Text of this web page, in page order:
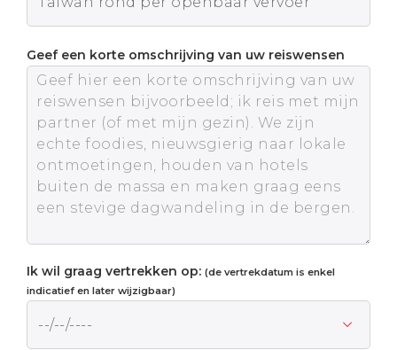
Geef een korte omschrijving van uw reiswensen
Ik wil graag vertrekken op: (de vertrekdatum is enkel
indicatief en later wijzigbaar)